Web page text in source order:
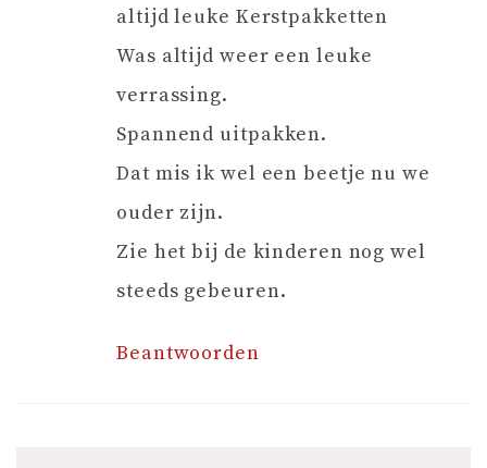
altijd leuke Kerstpakketten
Was altijd weer een leuke
verrassing.
Spannend uitpakken.
Dat mis ik wel een beetje nu we
ouder zijn.
Zie het bij de kinderen nog wel
steeds gebeuren.
Beantwoorden